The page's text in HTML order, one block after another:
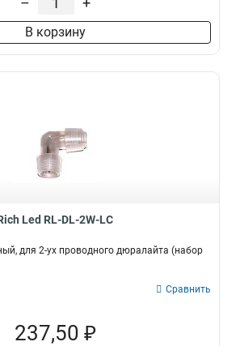
В корзину
Led RL-DL-2W-LC
для 2-ух проводного дюралайта (набор
Сравнить
237,50 ₽